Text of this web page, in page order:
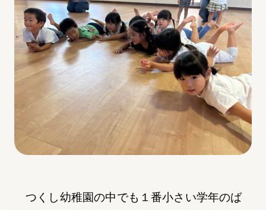
つくし幼稚園の中でも１番小さい学年のば